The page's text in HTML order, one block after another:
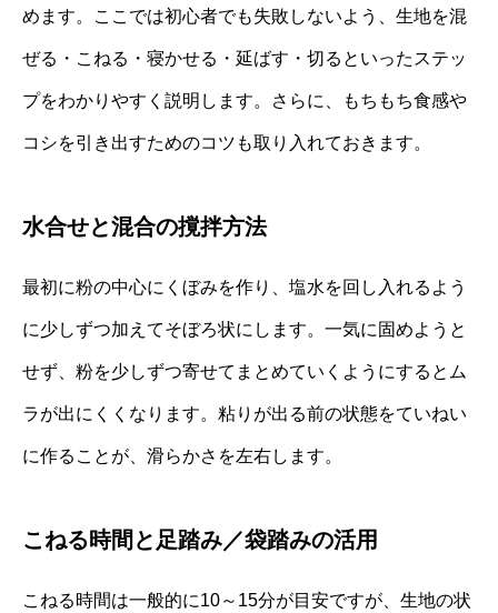
めます。ここでは初心者でも失敗しないよう、生地を混
ぜる・こねる・寝かせる・延ばす・切るといったステッ
プをわかりやすく説明します。さらに、もちもち食感や
コシを引き出すためのコツも取り入れておきます。
水合せと混合の撹拌方法
最初に粉の中心にくぼみを作り、塩水を回し入れるよう
に少しずつ加えてそぼろ状にします。一気に固めようと
せず、粉を少しずつ寄せてまとめていくようにするとム
ラが出にくくなります。粘りが出る前の状態をていねい
に作ることが、滑らかさを左右します。
こねる時間と足踏み／袋踏みの活用
こねる時間は一般的に10～15分が目安ですが、生地の状